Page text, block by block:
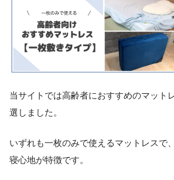
当サイトでは高齢者におすすめのマット
選しました。
いずれも一枚のみで使えるマットレスで
寝心地が特徴です。